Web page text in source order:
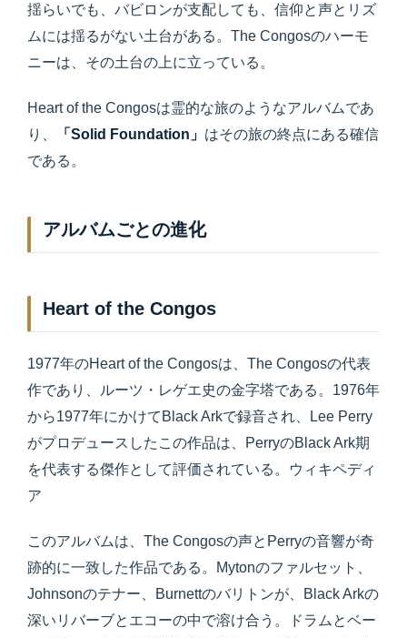
揺らいでも、バビロンが支配しても、信仰と声とリズ
ムには揺るがない土台がある。The Congosのハーモ
ニーは、その土台の上に立っている。
Heart of the Congosは霊的な旅のようなアルバムであ
り、
「Solid Foundation」 はその旅の終点にある確信
である。
アルバムごとの進化
Heart of the Congos
1977年のHeart of the Congosは、The Congosの代表
作であり、ルーツ・レゲエ史の金字塔である。1976年
から1977年にかけてBlack Arkで録音され、Lee Perry
がプロデュースしたこの作品は、PerryのBlack Ark期
を代表する傑作として評価されている。ウィキペディ
ア
このアルバムは、The Congosの声とPerryの音響が奇
跡的に一致した作品である。Mytonのファルセット、
Johnsonのテナー、Burnettのバリトンが、Black Arkの
深いリバーブとエコーの中で溶け合う。ドラムとベー